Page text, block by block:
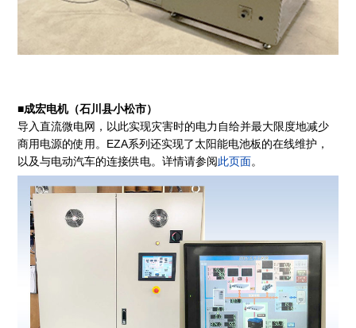
■成宏电机（石川县小松市）
导入直流微电网，以此实现灾害时的电力自给并最大限度地减少
商用电源的使用。EZA系列还实现了太阳能电池板的在线维护，
以及与电动汽车的连接供电。详情请参阅此页面。